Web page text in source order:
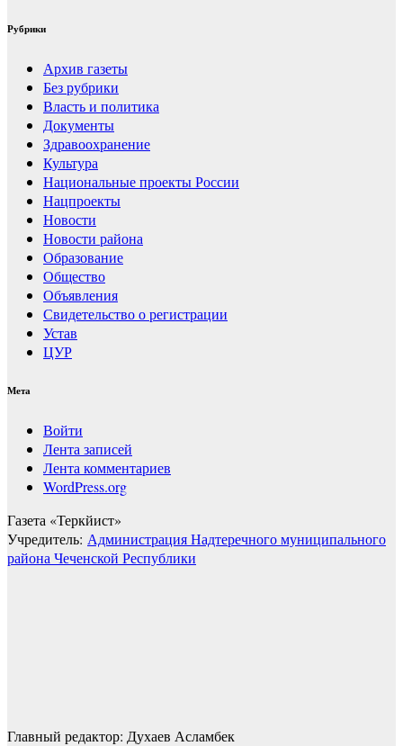
Рубрики
Архив газеты
Без рубрики
Власть и политика
Документы
Здравоохранение
Культура
Национальные проекты России
Нацпроекты
Новости
Новости района
Образование
Общество
Объявления
Свидетельство о регистрации
Устав
ЦУР
Мета
Войти
Лента записей
Лента комментариев
WordPress.org
Газета «Теркйист»
Учредитель: Администрация Надтеречного муниципального
района Чеченской Республики
Главный редактор: Духаев Асламбек